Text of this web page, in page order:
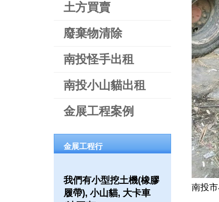
土方買賣
廢棄物清除
南投怪手出租
南投小山貓出租
金展工程案例
金展工程行
我們有小型挖土機(橡膠
履帶), 小山貓, 大卡車
南投